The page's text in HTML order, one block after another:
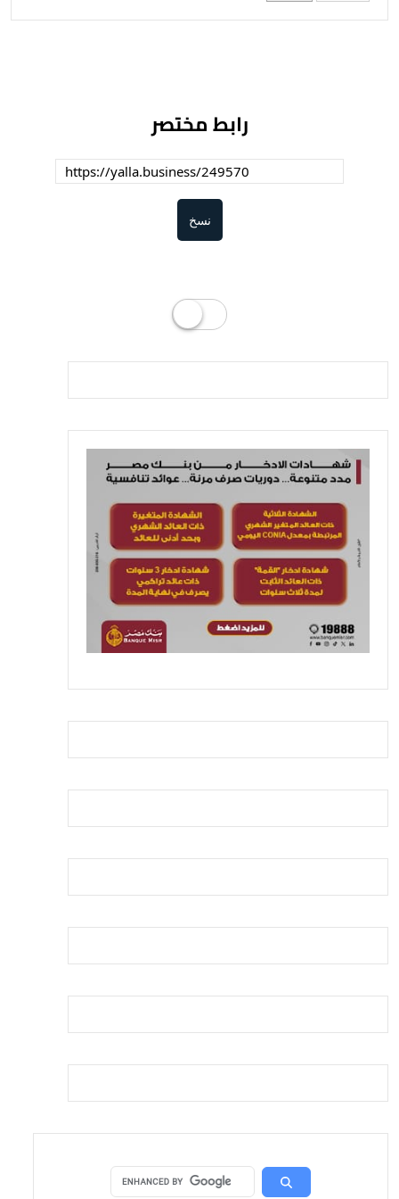
رابط مختصر
نسخ